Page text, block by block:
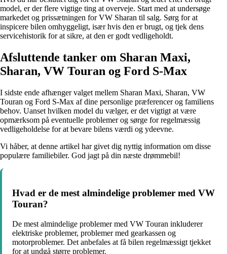
model, er der flere vigtige ting at overveje. Start med at undersøge
markedet og prissætningen for VW Sharan til salg. Sørg for at
inspicere bilen omhyggeligt, især hvis den er brugt, og tjek dens
servicehistorik for at sikre, at den er godt vedligeholdt.
Afsluttende tanker om Sharan Maxi,
Sharan, VW Touran og Ford S-Max
I sidste ende afhænger valget mellem Sharan Maxi, Sharan, VW
Touran og Ford S-Max af dine personlige præferencer og familiens
behov. Uanset hvilken model du vælger, er det vigtigt at være
opmærksom på eventuelle problemer og sørge for regelmæssig
vedligeholdelse for at bevare bilens værdi og ydeevne.
Vi håber, at denne artikel har givet dig nyttig information om disse
populære familiebiler. God jagt på din næste drømmebil!
Hvad er de mest almindelige problemer med VW
Touran?
De mest almindelige problemer med VW Touran inkluderer
elektriske problemer, problemer med gearkassen og
motorproblemer. Det anbefales at få bilen regelmæssigt tjekket
for at undgå større problemer.